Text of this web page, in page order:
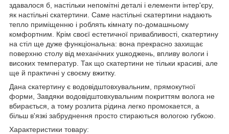
здавалося б, настільки непомітні деталі і елементи інтер'єру,
як настільні скатертини. Саме настільні скатертини надають
тепло приміщенню і роблять кімнату по-домашньому
комфортним. Крім своєї естетичної привабливості, скатертину
на стіл ще дуже функціональна: вона прекрасно захищає
поверхню столу від механічних ушкоджень, впливу вологи і
високих температур. Так що скатертини не тільки красиві, але
ще й практичні у своєму вжитку.
Дана скатертину є водовідштовхувальним, прямокутної
форми, Завдяки водовідштовхувальним покриттям волога не
вбирається, а тому розлита рідина легко промокается, а
більш в'язкі забруднення просто стираються вологою губкою.
Характеристики товару: